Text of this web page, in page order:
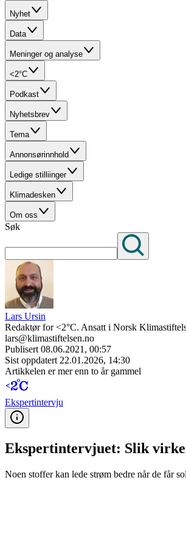
Nyhet
Data
Meninger og analyse
<2°C
Podkast
Nyhetsbrev
Tema
Annonsørinnhold
Ledige stilliinger
Klimadesken
Om oss
Søk
Lars Ursin
Redaktør for <2°C. Ansatt i Norsk
lars@klimastiftelsen.no
Publisert 08.06.2021, 00:57
Sist oppdatert 22.01.2026, 14:30
Artikkelen er mer enn to år gammel
Ekspert­intervju
Ekspertintervjuet: Slik
Noen stoffer kan lede strøm bedre når de får